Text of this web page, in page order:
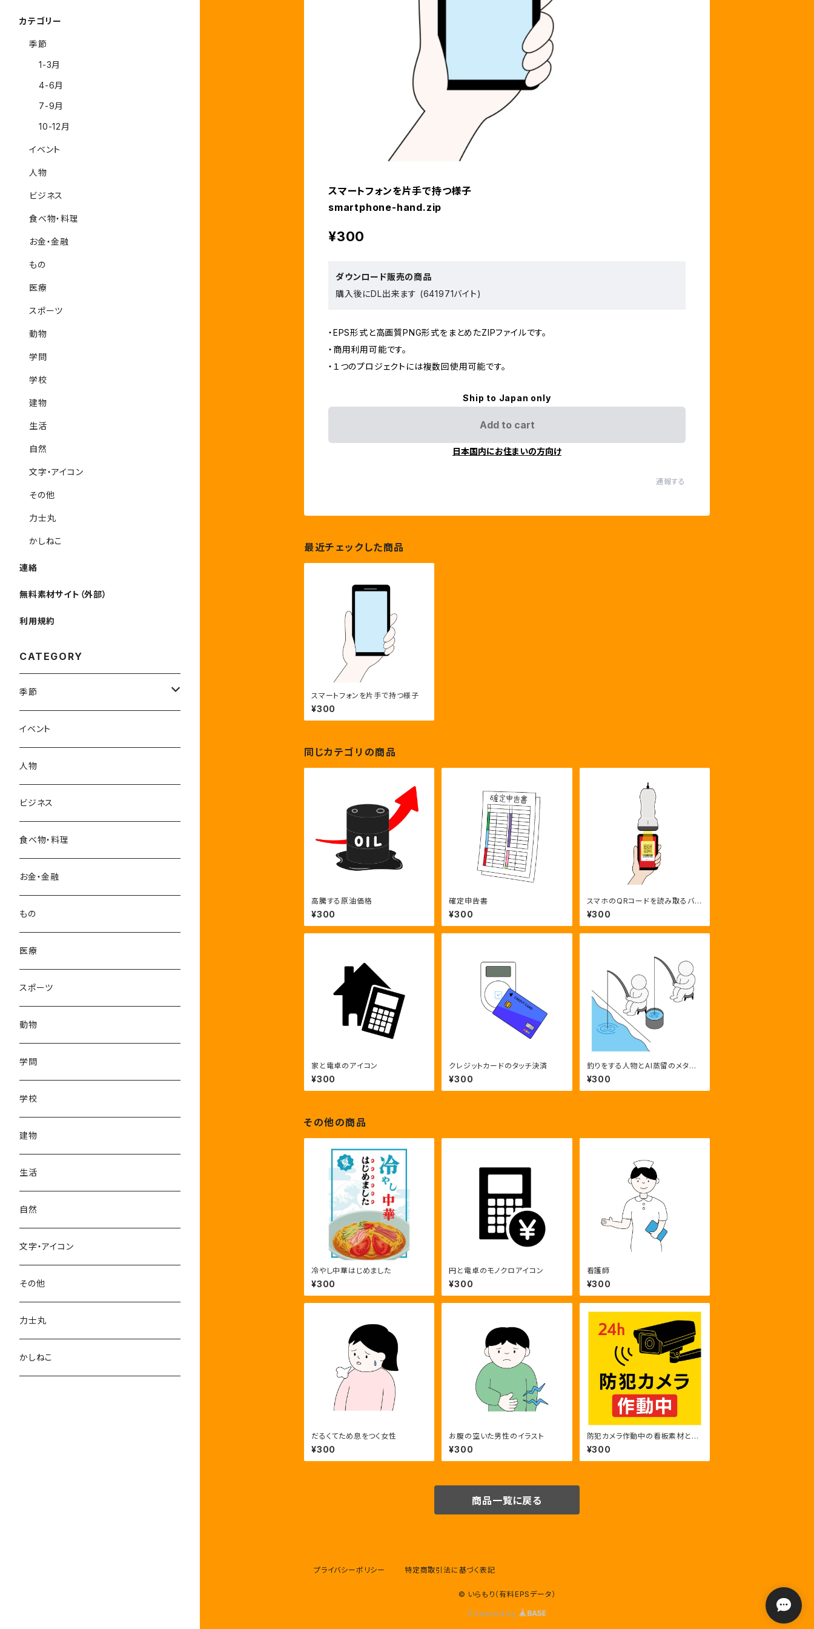
スマートフォンを片手で持つ様子
smartphone-hand.zip
¥300
ダウンロード販売の商品
購入後にDL出来ます (641971バイト)
・EPS形式と高画質PNG形式をまとめたZIPファイルです。
・商用利用可能です。
・１つのプロジェクトには複数回使用可能です。
Ship to Japan only
Add to cart
日本国内にお住まいの方向け
通報する
最近チェックした商品
スマートフォンを片手で持つ様子
¥300
同じカテゴリの商品
高騰する原油価格
¥300
確定申告書
¥300
スマホのQRコードを読み取るバー
コードリーダー
¥300
家と電卓のアイコン
¥300
クレジットカードのタッチ決済
¥300
釣りをする人物とAI蒸留のメタファ
ー
¥300
その他の商品
冷やし中華はじめました
¥300
円と電卓のモノクロアイコン
¥300
看護師
¥300
だるくてため息をつく女性
¥300
お腹の空いた男性のイラスト
¥300
防犯カメラ作動中の看板素材と24
時間監視のカラー・モノクロ
¥300
商品一覧に戻る
カテゴリー
季節
1-3月
4-6月
7-9月
10-12月
イベント
人物
ビジネス
食べ物・料理
お金・金融
もの
医療
スポーツ
動物
学問
学校
建物
生活
自然
文字・アイコン
その他
力士丸
かしねこ
連絡
無料素材サイト（外部）
利用規約
CATEGORY
季節
1-3月
4-6月
7-9月
10-12月
イベント
人物
ビジネス
食べ物・料理
お金・金融
もの
医療
スポーツ
動物
学問
学校
建物
生活
自然
文字・アイコン
その他
力士丸
かしねこ
プライバシーポリシー 特定商取引法に基づく表記
© いらもり（有料EPSデータ）
Powered by